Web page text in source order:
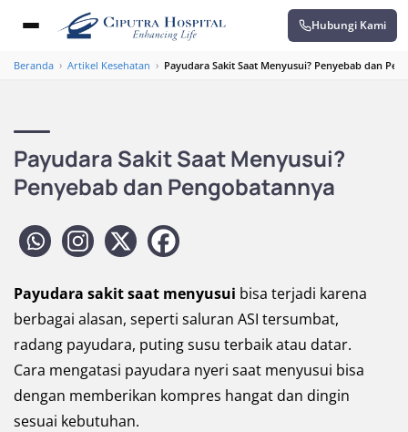
Hubungi Kami
Beranda › Artikel Kesehatan › Payudara Sakit Saat Menyusui? Penyebab dan
Payudara Sakit Saat Menyusui?
Penyebab dan Pengobatannya
Payudara sakit saat menyusui bisa terjadi karena
berbagai alasan, seperti saluran ASI tersumbat,
radang payudara, puting susu terbaik atau datar.
Cara mengatasi payudara nyeri saat menyusui bisa
dengan memberikan kompres hangat dan dingin
sesuai kebutuhan.